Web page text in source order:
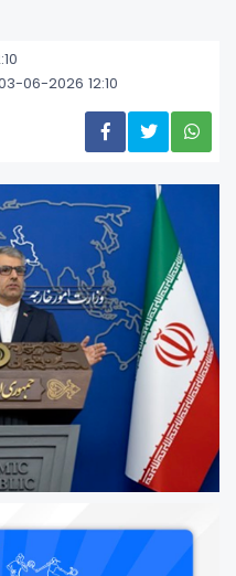
06-2026 12:10